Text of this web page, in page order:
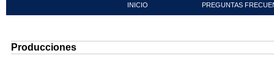
INICIO PREGUNTAS
Producciones